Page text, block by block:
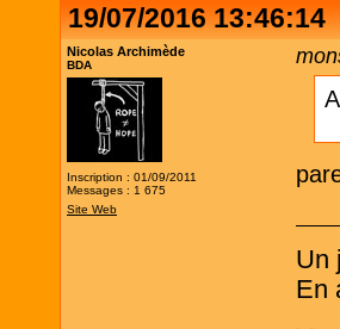
19/07/2016 13:46:14
Nicolas Archimède
BDA
Inscription : 01/09/2011
Messages : 1 675
Site Web
Un
En